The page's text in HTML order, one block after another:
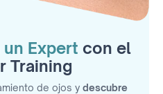
Expert con el
Training
de ojos y descubre